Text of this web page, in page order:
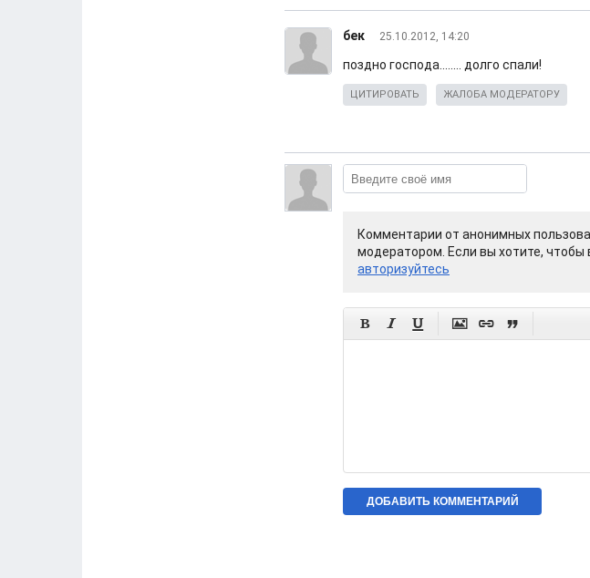
бек 25.10.2012, 14:20
поздно господа........ долго спали!
ЦИТИРОВАТЬ ЖАЛОБА МОДЕРАТОРУ
Комментарии от анонимных
модератором. Если вы хотите, чтобы
авторизуйтесь
     